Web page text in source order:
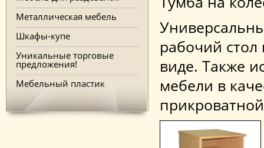
Металлическая мебель
Шкафы-купе
Уникальные торговые
предложения!
Мебельный пластик
рабочий стол
виде. Также
мебели в